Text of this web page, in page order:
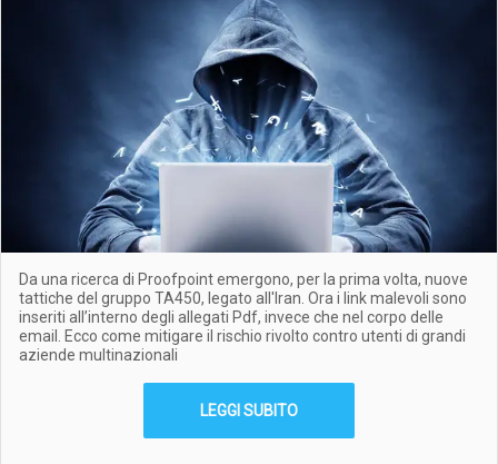
Da una ricerca di Proofpoint emergono, per la prima volta, nuove
tattiche del gruppo TA450, legato all'Iran. Ora i link malevoli sono
inseriti all’interno degli allegati Pdf, invece che nel corpo delle
email. Ecco come mitigare il rischio rivolto contro utenti di grandi
aziende multinazionali
LEGGI SUBITO